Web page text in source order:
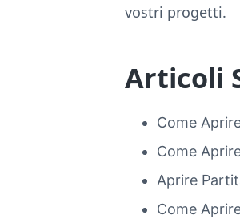
vostri progetti.
Articoli
Come
Come
Aprire
Come